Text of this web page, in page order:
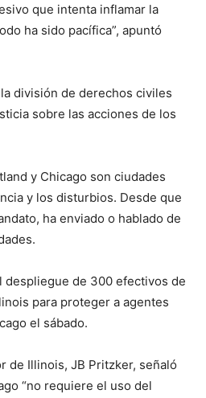
que intenta inflamar la
ha sido pacífica”, apuntó
división de derechos civiles
sobre las acciones de los
y Chicago son ciudades
y los disturbios. Desde que
ha enviado o hablado de
despliegue de 300 efectivos de
para proteger a agentes
el sábado.
de Illinois, JB Pritzker, señaló
“no requiere el uso del